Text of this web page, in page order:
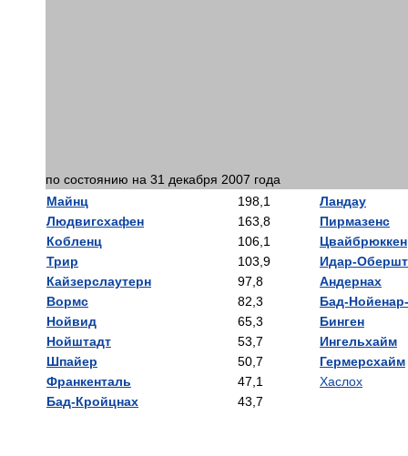
по состоянию на 31 декабря 2007 года
Майнц
198,1
Ландау
Людвигсхафен
163,8
Пирмазенс
Кобленц
106,1
Цвайбрюккен
Трир
103,9
Идар-
Кайзерслаутерн
97,8
Андернах
Вормс
82,3
Бад-
Нойвид
65,3
Бинген
Нойштадт
53,7
Ингельхайм
Шпайер
50,7
Гермерсхайм
Франкенталь
47,1
Хаслох
Бад-Кройцнах
43,7